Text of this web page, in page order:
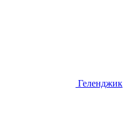
Геленджик